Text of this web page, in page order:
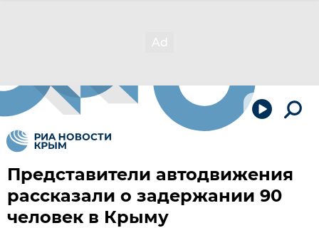
Представители автодвижения
рассказали о задержании 90
человек в Крыму